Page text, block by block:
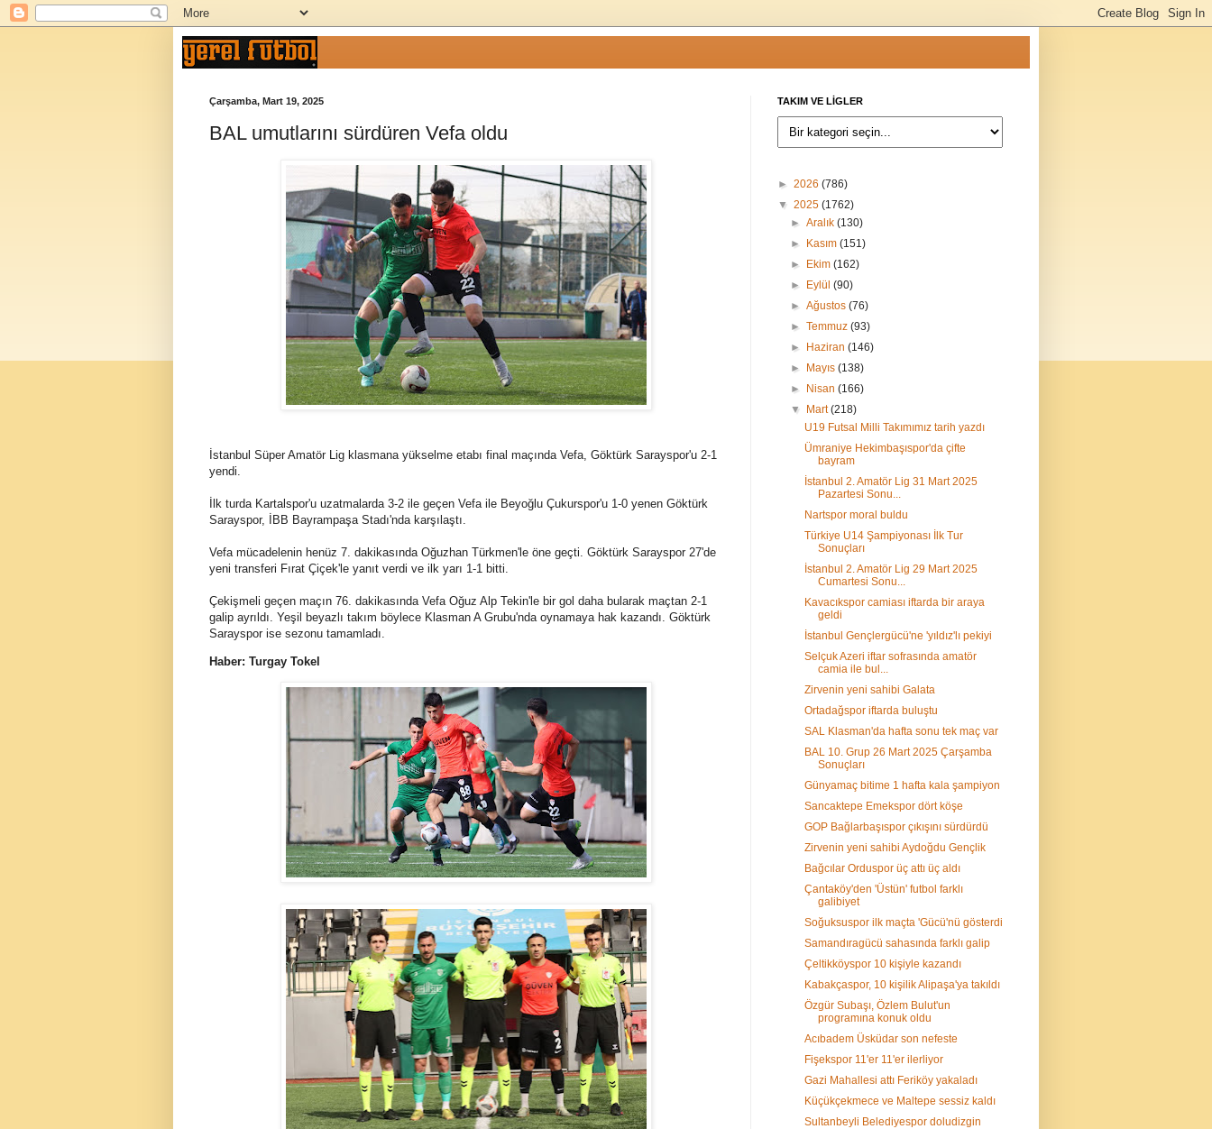
Çarşamba, Mart 19, 2025
BAL umutlarını sürdüren Vefa oldu
İstanbul Süper Amatör Lig klasmana yükselme etabı final maçında Vefa, Göktürk Sarayspor'u 2-1
yendi.
İlk turda Kartalspor'u uzatmalarda 3-2 ile geçen Vefa ile Beyoğlu Çukurspor'u 1-0 yenen Göktürk
Sarayspor, İBB Bayrampaşa Stadı'nda karşılaştı.
Vefa mücadelenin henüz 7. dakikasında Oğuzhan Türkmen'le öne geçti. Göktürk Sarayspor 27'de
yeni transferi Fırat Çiçek'le yanıt verdi ve ilk yarı 1-1 bitti.
Çekişmeli geçen maçın 76. dakikasında Vefa Oğuz Alp Tekin'le bir gol daha bularak maçtan 2-1
galip ayrıldı. Yeşil beyazlı takım böylece Klasman A Grubu'nda oynamaya hak kazandı. Göktürk
Sarayspor ise sezonu tamamladı.
Haber: Turgay Tokel
TAKIM VE LİGLER
► 2026 (786)
▼ 2025 (1762)
►Aralık(130)
►
Kasım(151)
►
Ekim(162)
►
Eylül(90)
►Ağustos(76)
►Temmuz(93)
►
Haziran(146)
►
Mayıs(138)
►
Nisan(166)
▼
Mart(218)
U19 Futsal Milli Takımımız tarih yazdı
Ümraniye Hekimbaşıspor'da çifte
bayram
İstanbul 2. Amatör Lig 31 Mart 2025
Pazartesi Sonu...
Nartspor moral buldu
Türkiye U14 Şampiyonası İlk Tur
Sonuçları
İstanbul 2. Amatör Lig 29 Mart 2025
Cumartesi Sonu...
Kavacıkspor camiası iftarda bir araya
geldi
İstanbul Gençlergücü'ne 'yıldız'lı pekiyi
Selçuk Azeri iftar sofrasında amatör
camia ile bul...
Zirvenin yeni sahibi Galata
Ortadağspor iftarda buluştu
SAL Klasman'da hafta sonu tek maç var
BAL 10. Grup 26 Mart 2025 Çarşamba
Sonuçları
Günyamaç bitime 1 hafta kala şampiyon
Sancaktepe Emekspor dört köşe
GOP Bağlarbaşıspor çıkışını sürdürdü
Zirvenin yeni sahibi Aydoğdu Gençlik
Bağcılar Orduspor üç attı üç aldı
Çantaköy'den 'Üstün' futbol farklı
galibiyet
Soğuksuspor ilk maçta 'Gücü'nü gösterdi
Samandıragücü sahasında farklı galip
Çeltikköyspor 10 kişiyle kazandı
Kabakçaspor, 10 kişilik Alipaşa'ya takıldı
Özgür Subaşı, Özlem Bulut'un
programına konuk oldu
Acıbadem Üsküdar son nefeste
Fişekspor 11'er 11'er ilerliyor
Gazi Mahallesi attı Feriköy yakaladı
Küçükçekmece ve Maltepe sessiz kaldı
Sultanbeyli Belediyespor doludizgin